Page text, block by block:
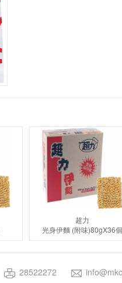
超力
光身伊麵 (附味)80gX36個
28522272